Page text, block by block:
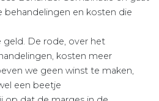
behandelingen en kosten die
geld. De rode, over het
kosten meer
we geen winst te maken,
een beetje